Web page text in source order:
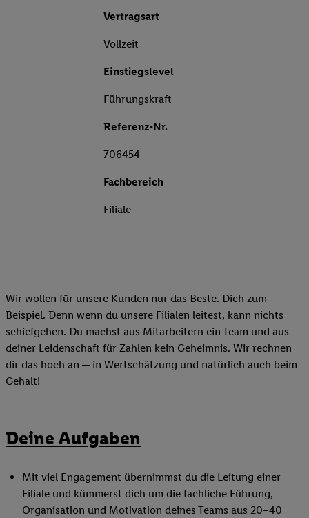
Vertragsart
Vollzeit
Einstiegslevel
Führungskraft
Referenz-Nr.
706454
Fachbereich
Filiale
Wir wollen für unsere Kunden nur das Beste. Dich zum
Beispiel. Denn wenn du unsere Filialen leitest, kann nichts
schiefgehen. Du machst aus Mitarbeitern ein Team und aus
deiner Leidenschaft für Zahlen kein Geheimnis. Wir rechnen
dir das hoch an ─ in Wertschätzung und natürlich auch beim
Gehalt!
Deine Aufgaben
Mit viel Engagement übernimmst du die Leitung einer
Filiale und kümmerst dich um die fachliche Führung,
Organisation und Motivation deines Teams aus 20–40